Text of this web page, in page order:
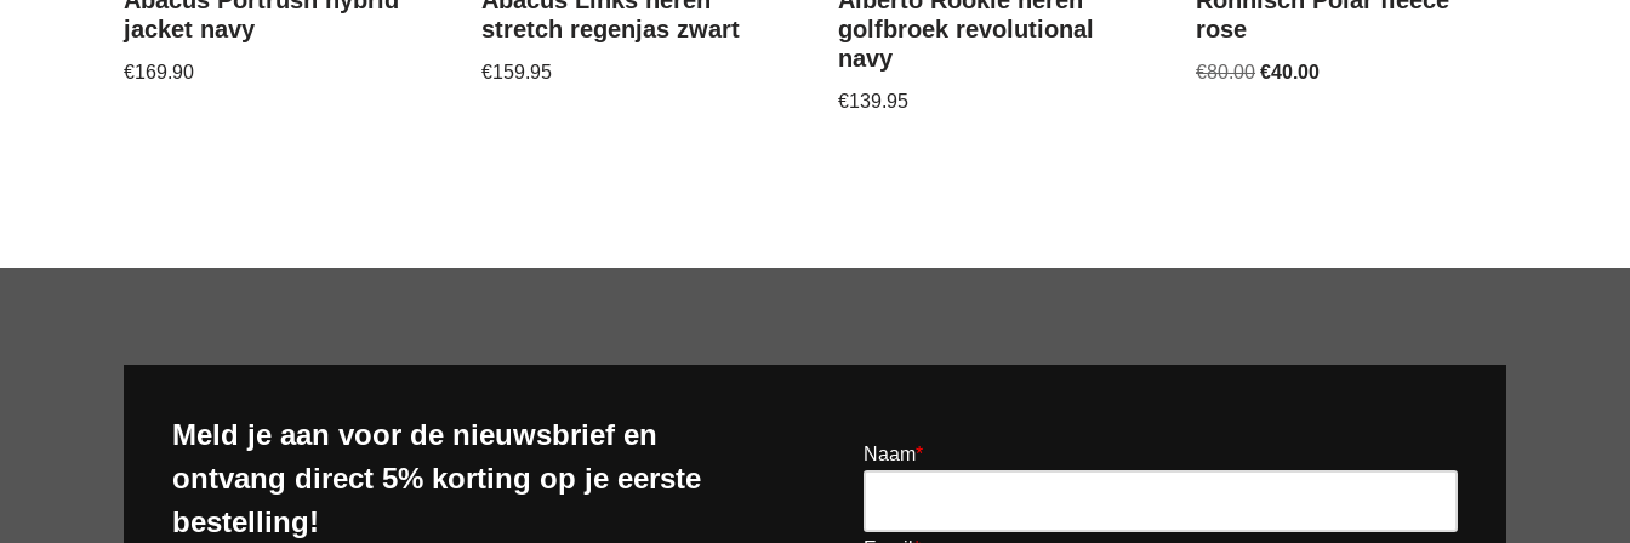
jacket navy
€169.90
stretch regenjas zwart
€159.95
golfbroek revolutional
navy
€139.95
rose
€80.00 €40.00
Meld je aan voor de nieuwsbrief en
ontvang direct 5% korting op je eerste
bestelling!
Naam*